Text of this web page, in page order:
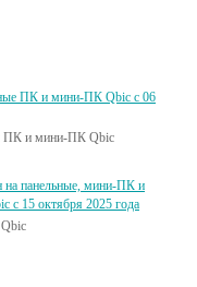
ПК и мини-ПК Qbic с 06
ПК и мини-ПК Qbic
на панельные, мини-ПК и
с 15 октября 2025 года